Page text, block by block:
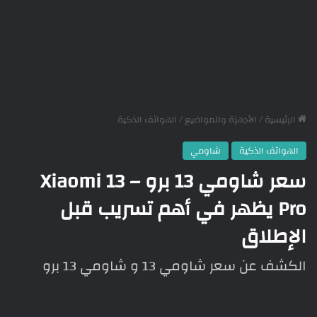
الرئيسية/ الأجهزة والمواضيع/ الهواتف الذكية
الهواتف الذكية
شاومي
سعر شاومي 13 برو – Xiaomi 13
Pro يظهر في أهم تسريب قبل
الإطلاق
الكشف عن سعر شاومي 13 و شاومي 13 برو